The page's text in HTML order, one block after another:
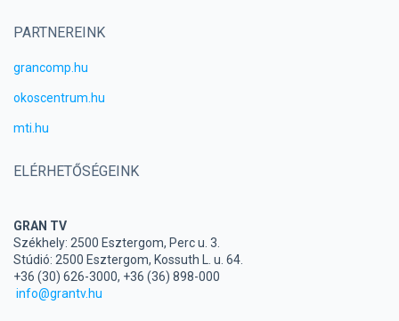
PARTNEREINK
grancomp.hu
okoscentrum.hu
mti.hu
ELÉRHETŐSÉGEINK
GRAN TV
Székhely: 2500 Esztergom, Perc u. 3.
Stúdió: 2500 Esztergom, Kossuth L. u. 64.
+36 (30) 626-3000, +36 (36) 898-000
info@grantv.hu